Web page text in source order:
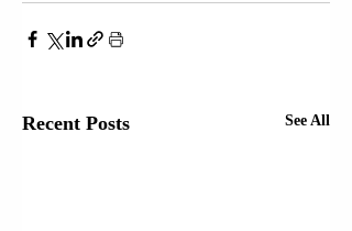
Recent Posts See All